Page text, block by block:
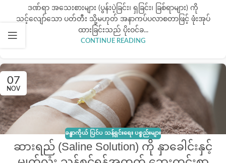
ဒဏ်ရာ အသေးစားများ (ပွန်းပဲ့ခြင်း၊ ရှခြင်း၊ ခြစ်ရာများ) ကို
သင့်လျော်သော ပတ်တီး သို့မဟုတ် အနာကပ်ပလာစတာဖြင့် ဖုံးအုပ်
ထားခြင်းသည် ပိုးဝင်ခ...
CONTINUE READING
07
NOV
ခန္ဓာကိုယ် ပြင်ပ သန့်ရှင်းရေး ပစ္စည်းများ
ဆားရည် (Saline Solution) ကို နှာခေါင်းနှင့်